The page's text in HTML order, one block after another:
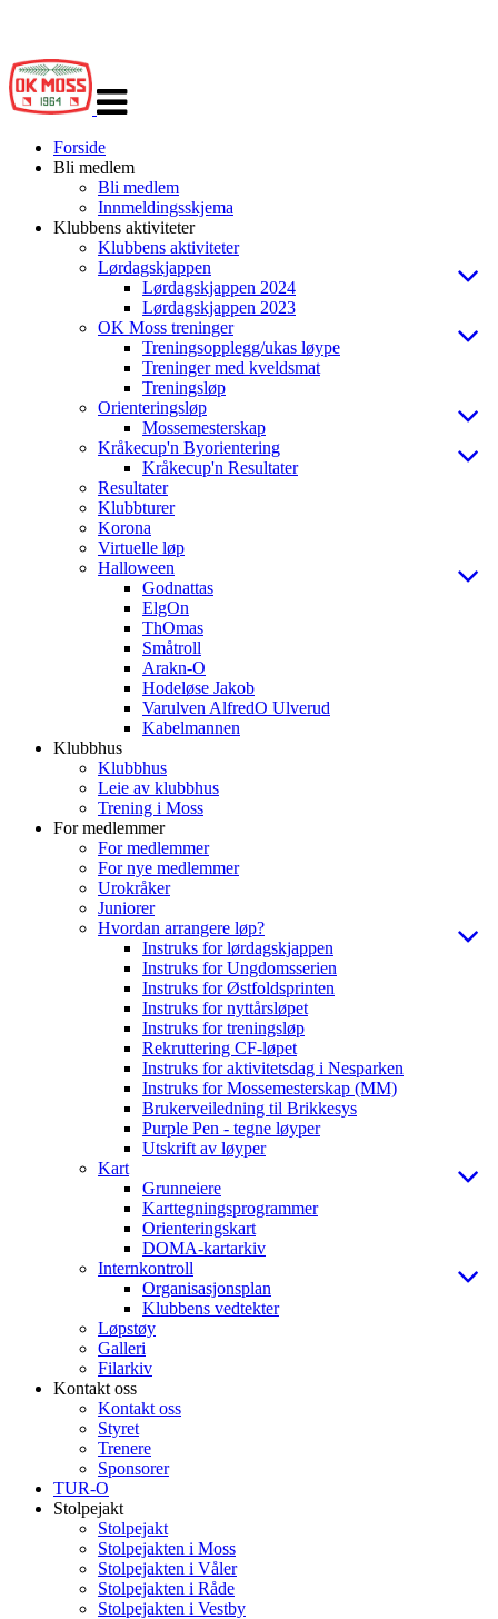
navigasjon
Forside
Bli medlem
Bli medlem
Innmeldingsskjema
Klubbens aktiviteter
Klubbens aktiviteter
Lørdagskjappen
Lørdagskjappen 2024
Lørdagskjappen 2023
OK Moss treninger
Treningsopplegg/ukas løype
Treninger med kveldsmat
Treningsløp
Orienteringsløp
Mossemesterskap
Kråkecup'n Byorientering
Kråkecup'n Resultater
Resultater
Klubbturer
Korona
Virtuelle løp
Halloween
Godnattas
ElgOn
ThOmas
Småtroll
Arakn-O
Hodeløse Jakob
Varulven AlfredO Ulverud
Kabelmannen
Klubbhus
Klubbhus
Leie av klubbhus
Trening i Moss
For medlemmer
For medlemmer
For nye medlemmer
Urokråker
Juniorer
Hvordan arrangere løp?
Instruks for lørdagskjappen
Instruks for Ungdomsserien
Instruks for Østfoldsprinten
Instruks for nyttårsløpet
Instruks for treningsløp
Rekruttering CF-løpet
Instruks for aktivitetsdag i Nesparken
Instruks for Mossemesterskap (MM)
Brukerveiledning til Brikkesys
Purple Pen - tegne løyper
Utskrift av løyper
Kart
Grunneiere
Karttegningsprogrammer
Orienteringskart
DOMA-kartarkiv
Internkontroll
Organisasjonsplan
Klubbens vedtekter
Løpstøy
Galleri
Filarkiv
Kontakt oss
Kontakt oss
Styret
Trenere
Sponsorer
TUR-O
Stolpejakt
Stolpejakt
Stolpejakten i Moss
Stolpejakten i Våler
Stolpejakten i Råde
Stolpejakten i Vestby